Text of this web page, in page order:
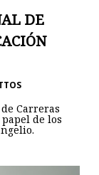
DE
Carreras
de los